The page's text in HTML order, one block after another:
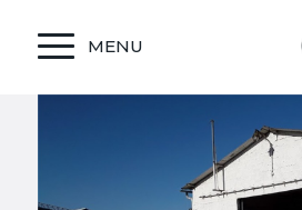
MENU